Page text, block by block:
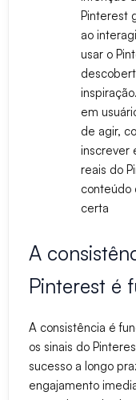
Pinterest
ao
usar o
em
de agir,
inscrever
reais do
conteúdo
certa
A
Pinterest é
A consistência é
os sinais do
sucesso a longo
engajamento